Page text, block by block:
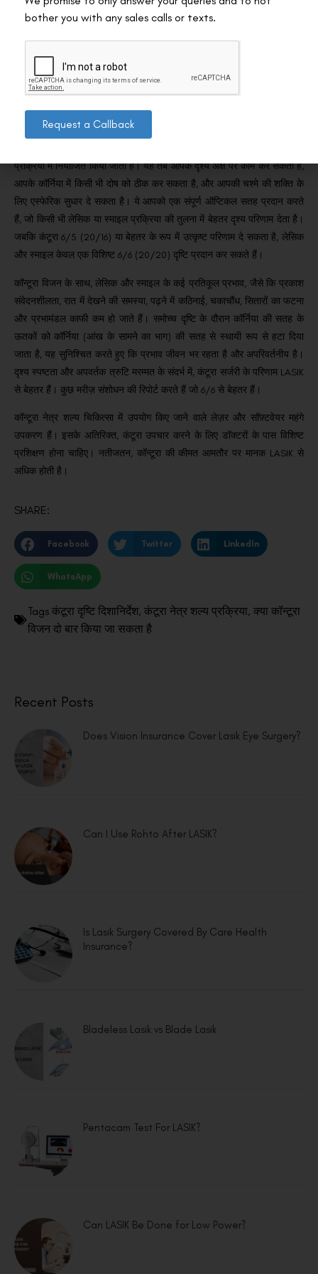
किया है और आपको लगता है कि आप लाभ का हिस्सा खो चुके हैं या परिणामों के बारे में
प्रश्न हैं, तो अस्पताल में परामर्श लेने की अत्यधिक अनुशंसा की जाती है।
परीक्षण के परिणाम आने के बाद सर्जन आपकी दृष्टि को बढ़ाने की सलाह दे सकते हैं।
Contoura Lasik ने दृष्टि सुधार को परिष्कार का एक नया स्तर दिया।
प्रक्रिया में नियोजित किया जाता है। यह तब आपके दृश्य अक्ष पर काम कर सकता है,
आपके कॉर्निया में किसी भी दोष को ठीक कर सकता है, और आपकी चश्मे की शक्ति के
लिए एस्फेरिक सुधार दे सकता है। ये आपको एक संपूर्ण ऑप्टिकल सतह प्रदान करते
हैं, जो किसी भी लेसिक या स्माइल प्रक्रिया की तुलना में बेहतर दृश्य परिणाम देता है।
जबकि कंटूरा 6/5 (20/16) या बेहतर के रूप में उत्कृष्ट परिणाम दे सकता है, लेसिक
और स्माइल केवल एक विशिष्ट 6/6 (20/20) दृष्टि प्रदान कर सकते हैं।
कॉन्टूरा विजन के साथ, लेसिक और स्माइल के कई प्रतिकूल प्रभाव, जैसे कि प्रकाश
संवेदनशीलता, रात में देखने की समस्या, पढ़ने में कठिनाई, चकाचौंध, सितारों का फटना
और प्रभामंडल काफी कम हो जाते हैं। समोच्च दृष्टि के दौरान कॉर्निया की सतह के
ऊतकों को कॉर्निया (आंख के सामने का भाग) की सतह से स्थायी रूप से हटा दिया
जाता है, यह सुनिश्चित करते हुए कि प्रभाव जीवन भर रहता है और अपरिवर्तनीय है।
दृश्य स्पष्टता और अपवर्तक त्रुटि मरम्मत के संदर्भ में, कंटूरा सर्जरी के परिणाम LASIK
से बेहतर हैं। कुछ मरीज़ संशोधन की रिपोर्ट करते हैं जो 6/6 से बेहतर हैं।
कॉन्टूरा नेत्र शल्य चिकित्सा में उपयोग किए जाने वाले लेज़र और सॉफ़्टवेयर महंगे
उपकरण हैं। इसके अतिरिक्त, कंटूरा उपचार करने के लिए डॉक्टरों के पास विशिष्ट
प्रशिक्षण होना चाहिए। नतीजतन, कॉन्टूरा की कीमत आमतौर पर मानक LASIK से
अधिक होती है।
SHARE:
Facebook Twitter LinkedIn
WhatsApp
Tags कंटूरा दृष्टि दिशानिर्देश, कंटूरा नेत्र शल्य प्रक्रिया, क्या कॉन्टूरा
विजन दो बार किया जा सकता है
Recent Posts
Does Vision Insurance Cover Lasik Eye Surgery?
Can I Use Rohto After LASIK?
Is Lasik Surgery Covered By Care Health
Insurance?
Bladeless Lasik vs Blade Lasik
Pentacam Test For LASIK?
Can LASIK Be Done for Low Power?
bother you with any sales calls or texts.
Request a Callback